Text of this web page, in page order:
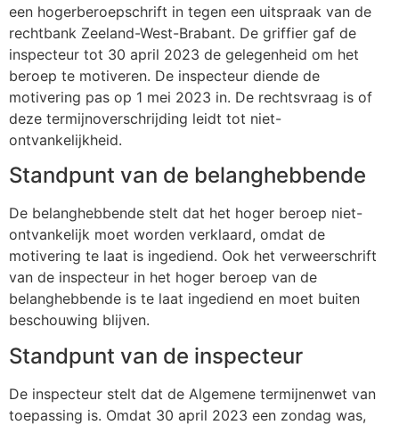
een hogerberoepschrift in tegen een uitspraak van de
rechtbank Zeeland-West-Brabant. De griffier gaf de
inspecteur tot 30 april 2023 de gelegenheid om het
beroep te motiveren. De inspecteur diende de
motivering pas op 1 mei 2023 in. De rechtsvraag is of
deze termijnoverschrijding leidt tot niet-
ontvankelijkheid.
Standpunt van de belanghebbende
De belanghebbende stelt dat het hoger beroep niet-
ontvankelijk moet worden verklaard, omdat de
motivering te laat is ingediend. Ook het verweerschrift
van de inspecteur in het hoger beroep van de
belanghebbende is te laat ingediend en moet buiten
beschouwing blijven.
Standpunt van de inspecteur
De inspecteur stelt dat de Algemene termijnenwet van
toepassing is. Omdat 30 april 2023 een zondag was,